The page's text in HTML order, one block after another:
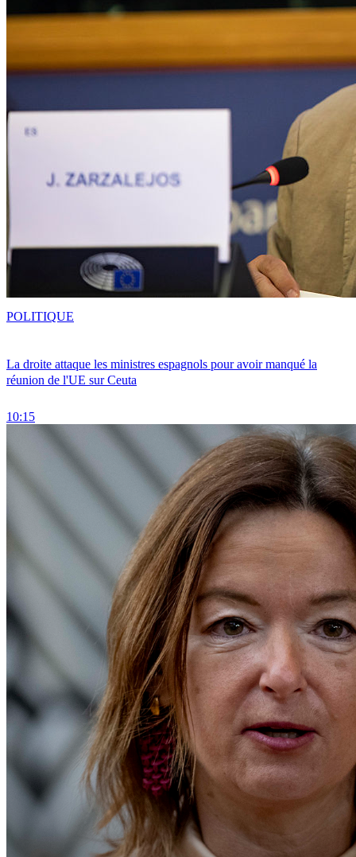
La droite attaque les ministres espagnols pour avoir manqué la
réunion de l'UE sur Ceuta
10:15
POLITIQUE